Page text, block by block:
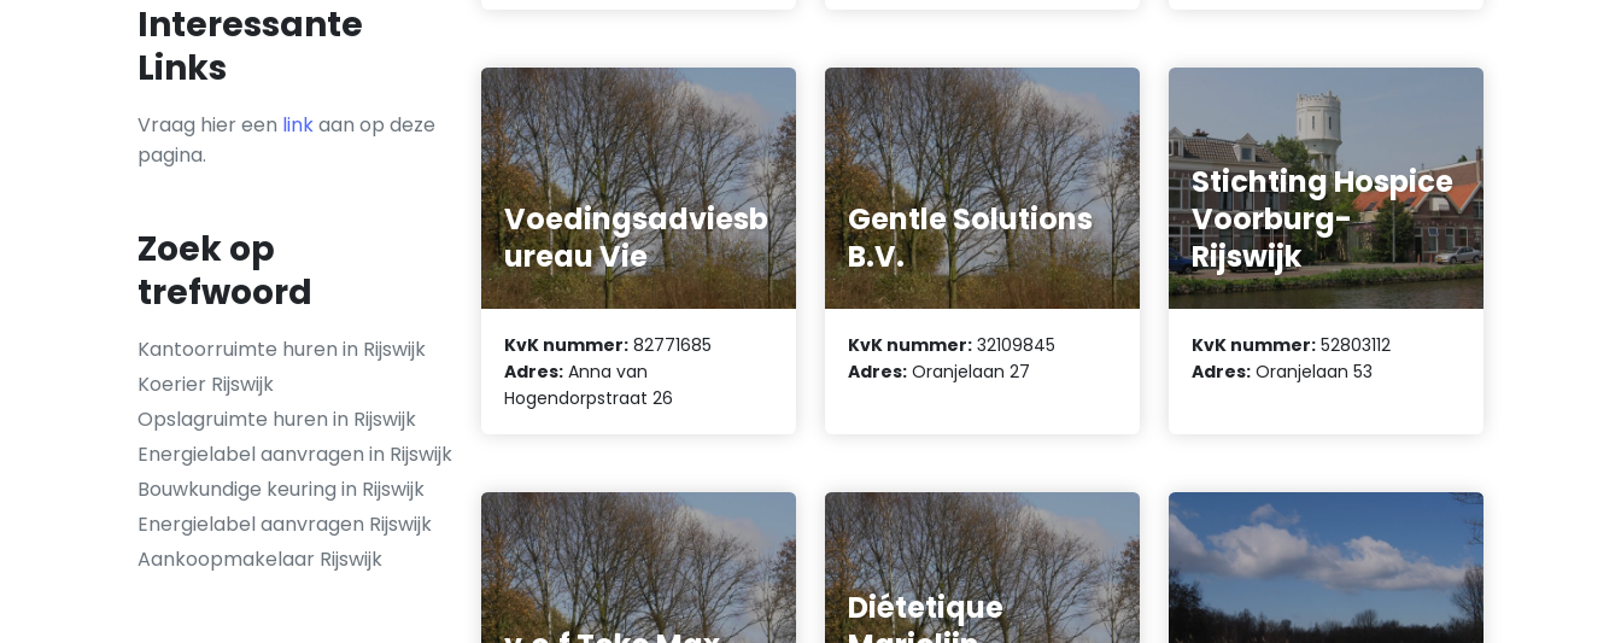
Interessante
Links
Vraag hier een linkaan op deze
pagina.
Zoek op
trefwoord
Kantoorruimte huren in Rijswijk
Koerier Rijswijk
Opslagruimte huren in Rijswijk
Energielabel aanvragen in Rijswijk
Bouwkundige keuring in Rijswijk
Energielabel aanvragen Rijswijk
Aankoopmakelaar Rijswijk
Voedingsadviesb
ureau Vie
KvK nummer: 82771685
Adres: Anna van
Hogendorpstraat 26
Gentle Solutions
B.V.
KvK nummer: 32109845
Adres: Oranjelaan 27
Stichting Hospice
Voorburg-
Rijswijk
KvK nummer: 52803112
Adres: Oranjelaan 53
Diétetique